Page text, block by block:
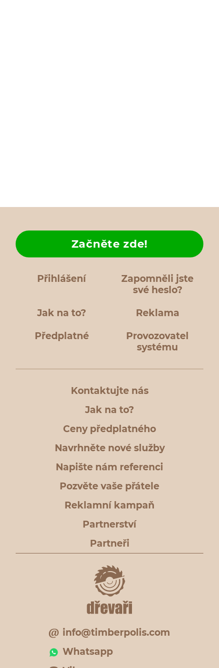
Přihlášení
Zapomněli jste
své heslo?
Jak na to?
Začněte zde!
Reklama
Předplatné
Provozovatel
systému
Kontaktujte nás
Jak na to?
Ceny předplatného
Navrhněte nové služby
Napište nám referenci
Pozvěte vaše přátele
Reklamní kampaň
Partnerství
Partneři
info@timberpolis.com
Whatsapp